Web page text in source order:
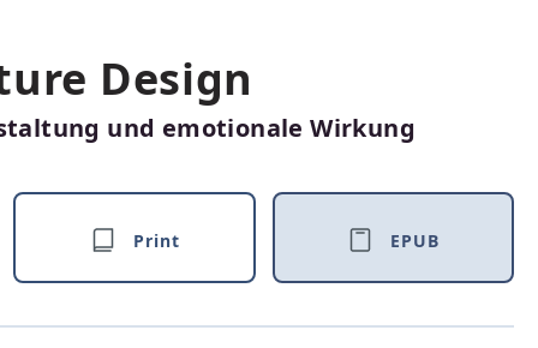
Design
und emotionale Wirkung
Print EPUB